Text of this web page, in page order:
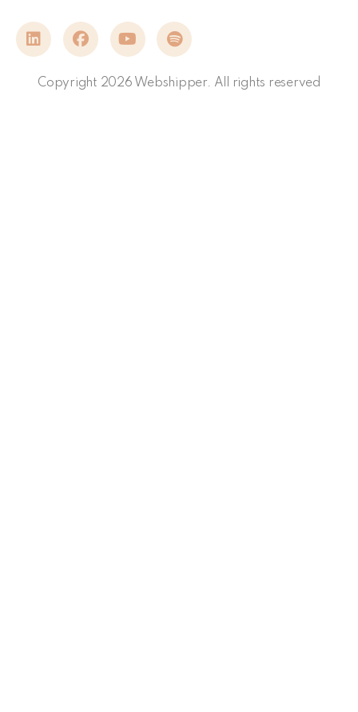
Copyright 2026 Webshipper. All rights reserved